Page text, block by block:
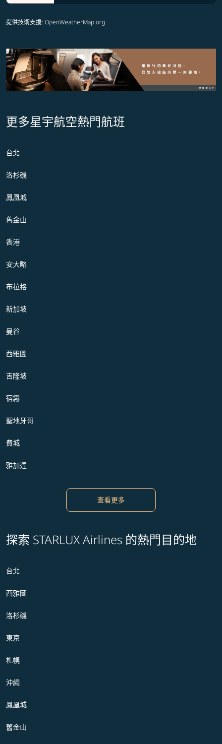
提供技術支援: OpenWeatherMap.org
更多星宇航空熱門航班
台北
洛杉磯
鳳凰城
舊金山
香港
安大略
布拉格
新加坡
曼谷
西雅圖
吉隆坡
宿霧
聖地牙哥
費城
雅加達
查看更多
探索 STARLUX Airlines 的熱門目的地
台北
西雅圖
洛杉磯
東京
札幌
沖繩
鳳凰城
舊金山